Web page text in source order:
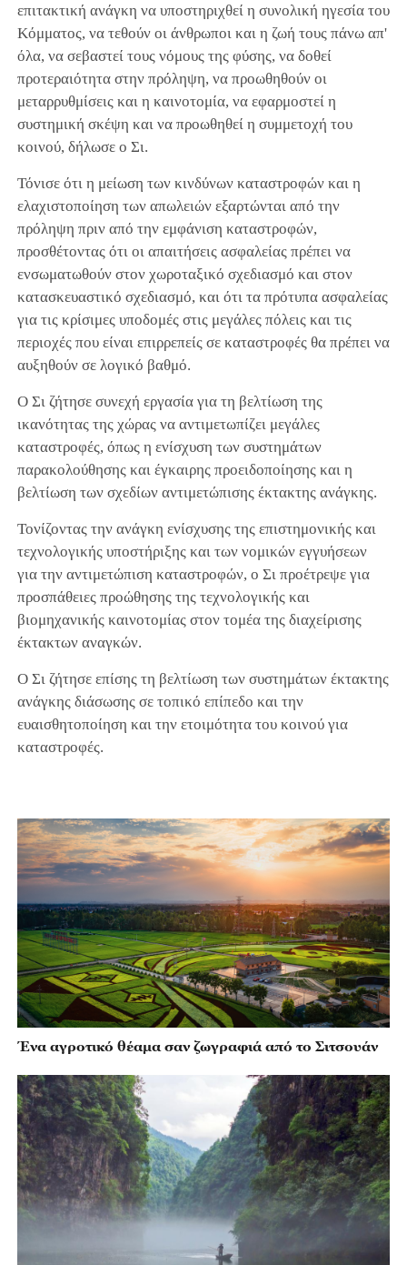
επιτακτική ανάγκη να υποστηριχθεί η συνολική ηγεσία του
Κόμματος, να τεθούν οι άνθρωποι και η ζωή τους πάνω απ'
όλα, να σεβαστεί τους νόμους της φύσης, να δοθεί
προτεραιότητα στην πρόληψη, να προωθηθούν οι
μεταρρυθμίσεις και η καινοτομία, να εφαρμοστεί η
συστημική σκέψη και να προωθηθεί η συμμετοχή του
κοινού, δήλωσε ο Σι.
Τόνισε ότι η μείωση των κινδύνων καταστροφών και η
ελαχιστοποίηση των απωλειών εξαρτώνται από την
πρόληψη πριν από την εμφάνιση καταστροφών,
προσθέτοντας ότι οι απαιτήσεις ασφαλείας πρέπει να
ενσωματωθούν στον χωροταξικό σχεδιασμό και στον
κατασκευαστικό σχεδιασμό, και ότι τα πρότυπα ασφαλείας
για τις κρίσιμες υποδομές στις μεγάλες πόλεις και τις
περιοχές που είναι επιρρεπείς σε καταστροφές θα πρέπει να
αυξηθούν σε λογικό βαθμό.
Ο Σι ζήτησε συνεχή εργασία για τη βελτίωση της
ικανότητας της χώρας να αντιμετωπίζει μεγάλες
καταστροφές, όπως η ενίσχυση των συστημάτων
παρακολούθησης και έγκαιρης προειδοποίησης και η
βελτίωση των σχεδίων αντιμετώπισης έκτακτης ανάγκης.
Τονίζοντας την ανάγκη ενίσχυσης της επιστημονικής και
τεχνολογικής υποστήριξης και των νομικών εγγυήσεων
για την αντιμετώπιση καταστροφών, ο Σι προέτρεψε για
προσπάθειες προώθησης της τεχνολογικής και
βιομηχανικής καινοτομίας στον τομέα της διαχείρισης
έκτακτων αναγκών.
Ο Σι ζήτησε επίσης τη βελτίωση των συστημάτων έκτακτης
ανάγκης διάσωσης σε τοπικό επίπεδο και την
ευαισθητοποίηση και την ετοιμότητα του κοινού για
καταστροφές.
Ένα αγροτικό θέαμα σαν ζωγραφιά από το Σιτσουάν